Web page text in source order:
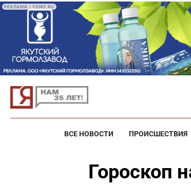
РЕКЛАМА • YGMZ.RU
ВСЕ НОВОСТИ ПРОИСШЕСТВИЯ
Гороскоп